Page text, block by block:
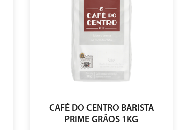
CAFÉ DO CENTRO BARISTA
PRIME GRÃOS 1KG